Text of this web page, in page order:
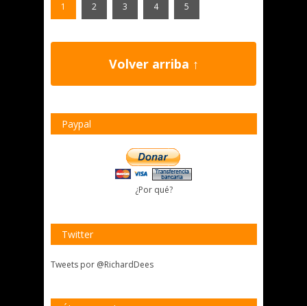
1 2 3 4 5
Volver arriba ↑
Paypal
¿Por qué?
Twitter
Tweets por @RichardDees